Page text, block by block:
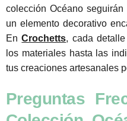
colección Océano
un elemento decorativo
EnCrochetts, cada
los materiales hasta las
tus creaciones artesanales
Preguntas